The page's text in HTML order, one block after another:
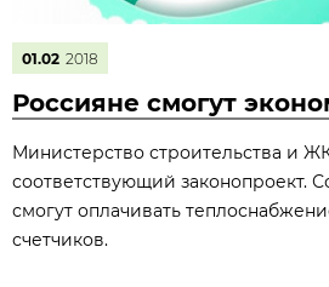
01.02 2018
Россияне смогут
Министерство строительства и
соответствующий законопроект.
смогут оплачивать
счетчиков.